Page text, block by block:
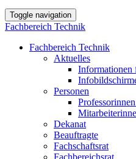
Toggle navigation
Fachbereich Technik
Fachbereich Technik
Aktuelles
Informationen
Personen
Dekanat
Beauftragte
Fachschaftsrat
Fachbereichsrat